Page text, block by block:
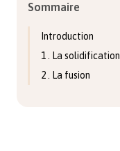
Sommaire
Introduction
1 . La solidification
2 . La fusion